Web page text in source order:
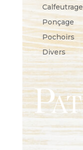
Calfeutrage
Ponçage
Pochoirs
Divers